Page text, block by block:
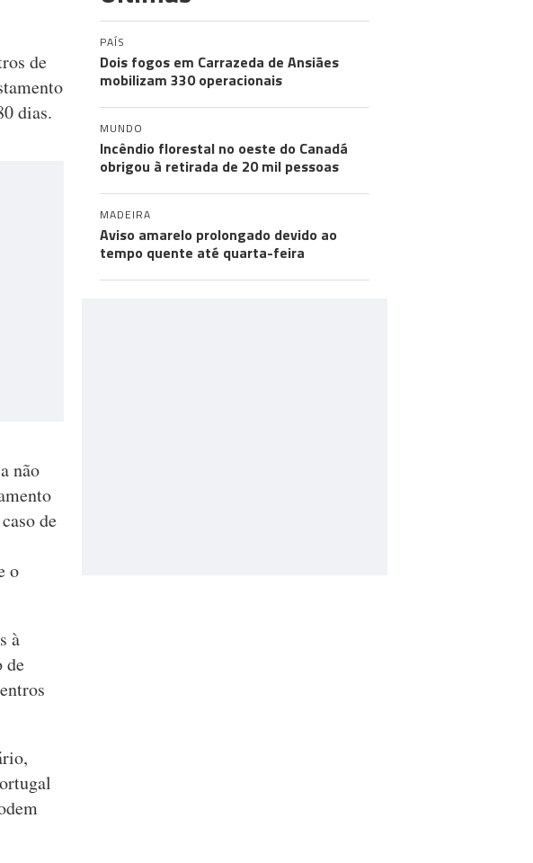
de
dias.
não
de
o
à
de
PAÍS
Dois fogos em Carrazeda de Ansiães
mobilizam 330 operacionais
MUNDO
Incêndio florestal no oeste do Canadá
obrigou à retirada de 20 mil pessoas
MADEIRA
Aviso amarelo prolongado devido ao
tempo quente até quarta-feira